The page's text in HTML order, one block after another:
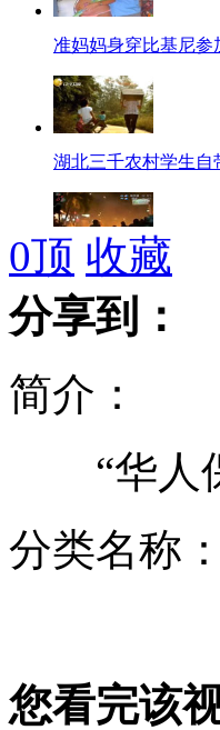
准妈妈身穿比基尼参
湖北三千农村学生自
萨尔瓦多抛掷火球纪
台风“布拉万”致朝鲜
0顶 收藏
分享到：
简介：
“华人保
分类名称：
您看完该